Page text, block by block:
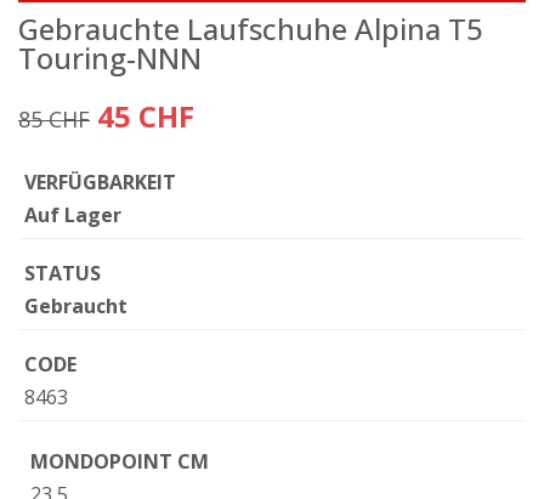
Gebrauchte Laufschuhe Alpina T5
Touring-NNN
85 CHF 45 CHF
VERFÜGBARKEIT
Auf Lager
STATUS
Gebraucht
CODE
8463
MONDOPOINT CM